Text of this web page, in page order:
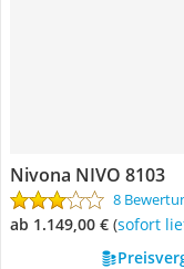
Nivona NIVO 8103
8
ab 1.149,00 € ( Sofort